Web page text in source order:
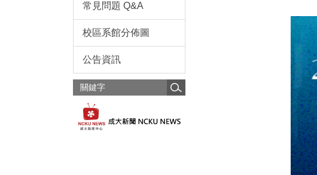
常見問題 Q&A
校區系館分佈圖
公告資訊